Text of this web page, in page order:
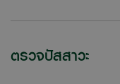
ตรวจปัสสาวะ